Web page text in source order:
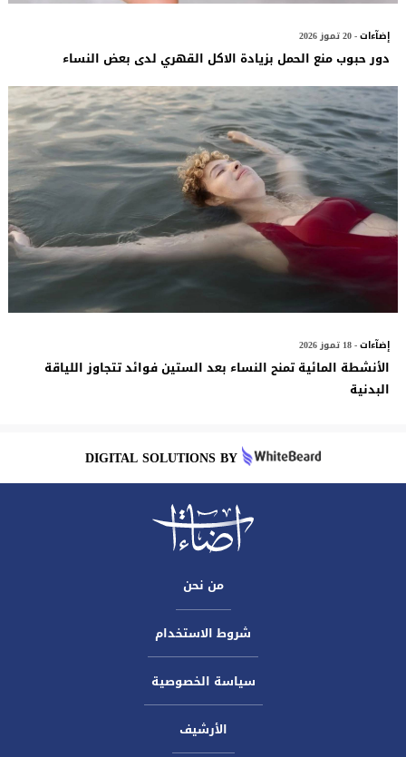
إضآءات- 20 تموز 2026
دور حبوب منع الحمل بزيادة الاكل القهري لدى بعض النساء
إضآءات- 18 تموز 2026
الأنشطة المائية تمنح النساء بعد الستين فوائد تتجاوز اللياقة
البدنية
DIGITAL SOLUTIONS BY
من نحن
شروط الاستخدام
سياسة الخصوصية
الأرشيف